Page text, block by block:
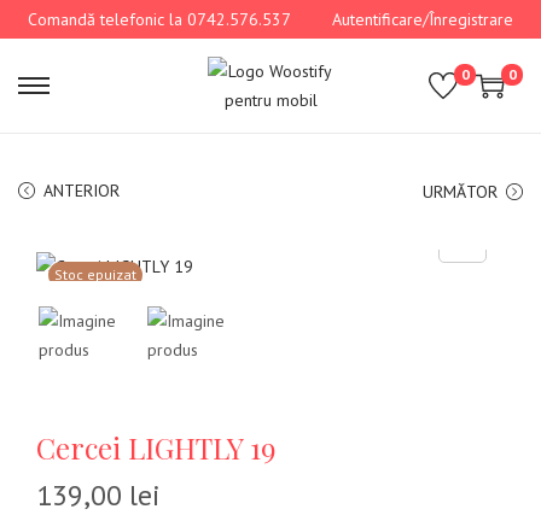
Comandă telefonic la 0742.576.537 Autentificare/Înregistrare
0 0
ANTERIOR URMĂTOR
Stoc epuizat
Cercei LIGHTLY 19
139,00 lei